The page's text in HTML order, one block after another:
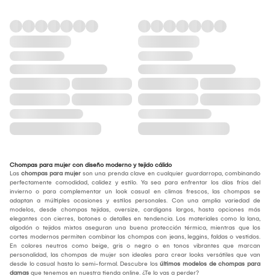
Chompas para mujer con diseño moderno y tejido cálido
Las chompas para mujer son una prenda clave en cualquier guardarropa, combinando
perfectamente comodidad, calidez y estilo. Ya sea para enfrentar los días fríos del
invierno o para complementar un look casual en climas frescos, las chompas se
adaptan a múltiples ocasiones y estilos personales. Con una amplia variedad de
modelos, desde chompas tejidas, oversize, cardigans largos, hasta opciones más
elegantes con cierres, botones o detalles en tendencia. Los materiales como la lana,
algodón o tejidos mixtos aseguran una buena protección térmica, mientras que los
cortes modernos permiten combinar las chompas con jeans, leggins, faldas o vestidos.
En colores neutros como beige, gris o negro o en tonos vibrantes que marcan
personalidad, las chompas de mujer son ideales para crear looks versátiles que van
desde lo casual hasta lo semi-formal. Descubre los últimos modelos de chompas para
damas que tenemos en nuestra tienda online. ¿Te lo vas a perder?